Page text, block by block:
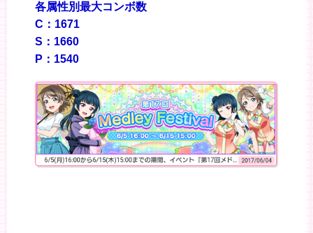
各属性別最大コンボ数
C：1671
S：1660
P：1540